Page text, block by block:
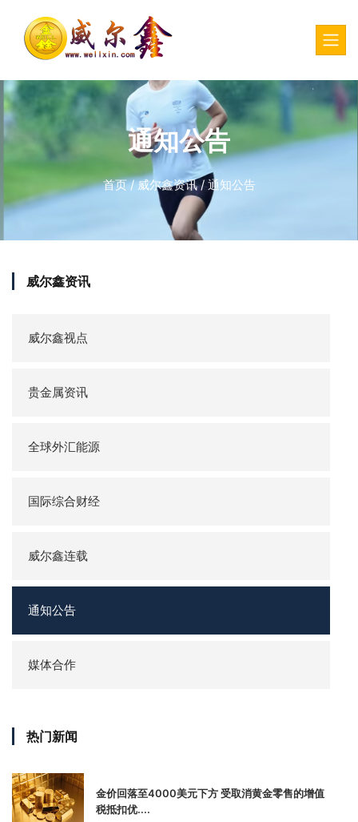
通知公告
首页/威尔鑫资讯/通知公告
威尔鑫资讯
威尔鑫视点
贵金属资讯
全球外汇能源
国际综合财经
威尔鑫连载
通知公告
媒体合作
热门新闻
金价回落至4000美元下方 受取消黄金零售的增值
税抵扣优....